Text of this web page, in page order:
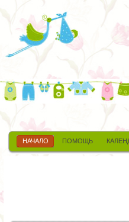
НАЧАЛО ПОМОЩЬ